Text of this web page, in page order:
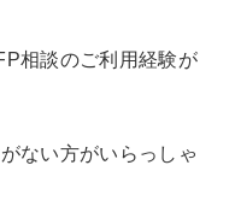
相談のご利用経験が
ない方がいらっしゃ